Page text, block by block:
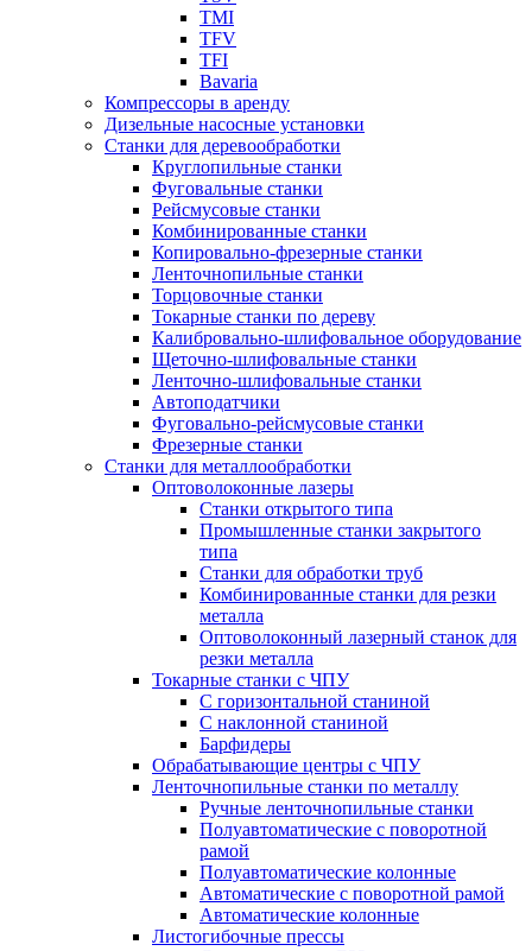
TMI
TFV
TFI
Bavaria
Компрессоры в аренду
Дизельные насосные установки
Станки для деревообработки
Круглопильные станки
Фуговальные станки
Рейсмусовые станки
Комбинированные станки
Копировально-фрезерные станки
Ленточнопильные станки
Торцовочные станки
Токарные станки по дереву
Калибровально-шлифовальное оборудование
Щеточно-шлифовальные станки
Ленточно-шлифовальные станки
Автоподатчики
Фуговально-рейсмусовые станки
Фрезерные станки
Станки для металлообработки
Оптоволоконные лазеры
Станки открытого типа
Промышленные станки закрытого
типа
Станки для обработки труб
Комбинированные станки для резки
металла
Оптоволоконный лазерный станок для
резки металла
Токарные станки с ЧПУ
С горизонтальной станиной
С наклонной станиной
Барфидеры
Обрабатывающие центры с ЧПУ
Ленточнопильные станки по металлу
Ручные ленточнопильные станки
Полуавтоматические с поворотной
рамой
Полуавтоматические колонные
Автоматические с поворотной рамой
Автоматические колонные
Листогибочные прессы